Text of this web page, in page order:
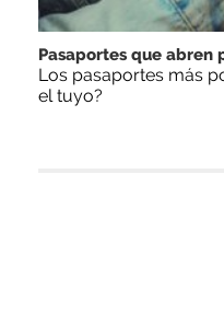
Pasaportes que abren
Los pasaportes más
el tuyo?